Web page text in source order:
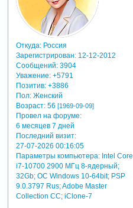
Откуда:Россия
Зарегистрирован: 12-12-2012
Сообщений:3904
Уважение: +5791
Позитив: +3886
Пол:Женский
Возраст:56 [1969-09-09]
Провел на форуме:
6 месяцев 7 дней
Последний визит:
27-07-2026 00:16:05
Параметры компьютера:Intel Core
i7-10700 2900 МГц 8-ядерный;
32Gb; ОС Windows 10-64bit; PSP
9.0.3797 Rus; Adobe Master
Collection СС; iClone-7